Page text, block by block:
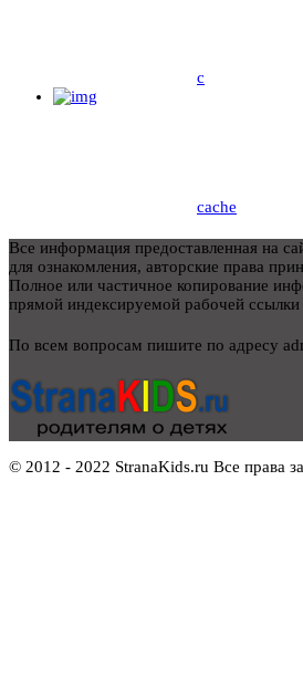
c
cache
Все информация предоставленная на
для ознакомления, авторские права
Полное или частичное копирование
прямой индексируемой рабочей
По всем вопросам пишите по адресу
© 2012 - 2022 StranaKids.ru Все права